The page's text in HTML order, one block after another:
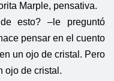
Marple, pensativa.
esto? –le preguntó
pensar en el cuento
un ojo de cristal. Pero
ojo de cristal.